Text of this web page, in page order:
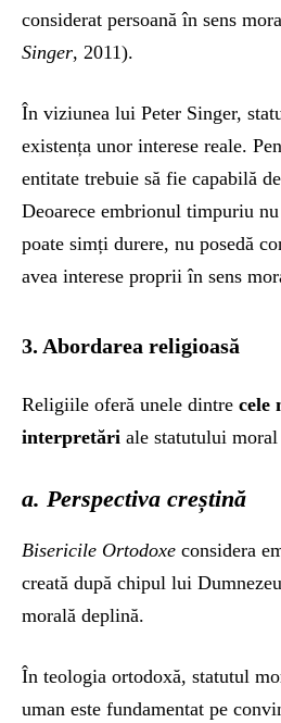
considerat persoană în sens
Singer, 2011).
În viziunea lui Peter Singer,
existența unor interese reale.
entitate trebuie să fie capabilă
Deoarece embrionul timpuriu
poate simți durere, nu posedă
avea interese proprii în sens
3. Abordarea religioasă
Religiile oferă unele dintre cele
interpretări ale statutului
a. Perspectiva creștină
Bisericile Ortodoxe considera
creată după chipul lui
morală deplină.
În teologia ortodoxă, statutul
uman este fundamentat pe